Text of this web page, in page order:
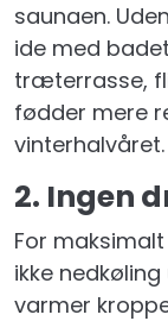
Om
os
Skovgus
Husregler
Køb
gavekort
Nyhedsbrev
saunaen.
ide med
træterrasse,
fødder mere
vinterhalvåret.
2. Ingen
For
ikke
varmer